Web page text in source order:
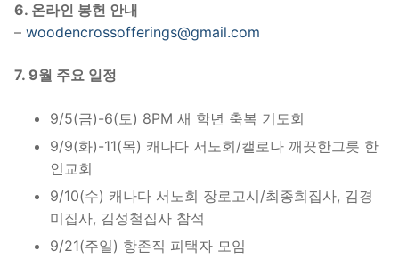
6. 온라인 봉헌 안내
– woodencrossofferings@gmail.com
7. 9월 주요 일정
9/5(금)-6(토) 8PM 새 학년 축복 기도회
9/9(화)-11(목) 캐나다 서노회/캘로나 깨끗한그릇 한
인교회
9/10(수) 캐나다 서노회 장로고시/최종희집사, 김경
미집사, 김성철집사 참석
9/21(주일) 항존직 피택자 모임